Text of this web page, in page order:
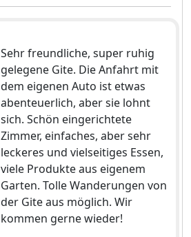
Sehr freundliche, super ruhig
gelegene Gite. Die Anfahrt mit
dem eigenen Auto ist etwas
abenteuerlich, aber sie lohnt
sich. Schön eingerichtete
Zimmer, einfaches, aber sehr
leckeres und vielseitiges Essen,
viele Produkte aus eigenem
Garten. Tolle Wanderungen von
der Gite aus möglich. Wir
kommen gerne wieder!